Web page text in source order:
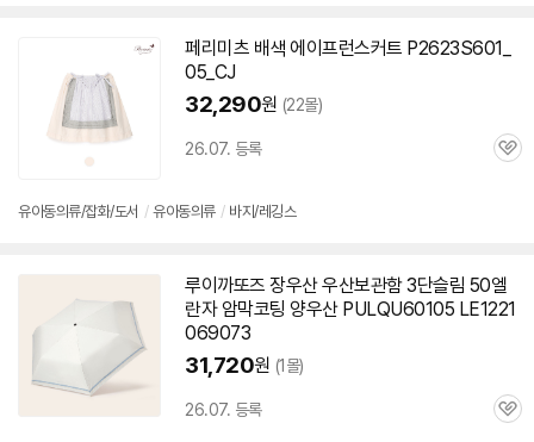
페리미츠 배색 에이프런스커트 P2623S601_
05_CJ
32,290원 (22몰)
26.07. 등록
관
유아동의류/잡화/도서 / 유아동의류 / 바지/레깅스
루이까또즈 장우산 우산보관함 3단슬림 50엘
란자 암막코팅 양우산 PULQU60105 LE1221
069073
31,720원 (1몰)
26.07. 등록
관